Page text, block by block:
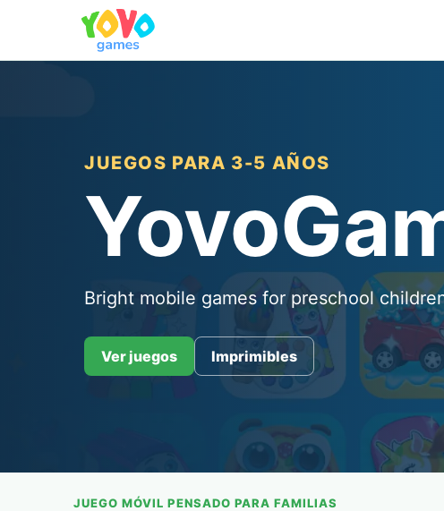
JUEGOS PARA 3-5 AÑOS
Bright mobile games for preschool
Ver juegos Imprimibles
JUEGO MÓVIL PENSADO PARA FAMILIAS